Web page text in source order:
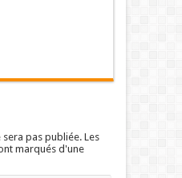
pas publiée. Les
marqués d'une